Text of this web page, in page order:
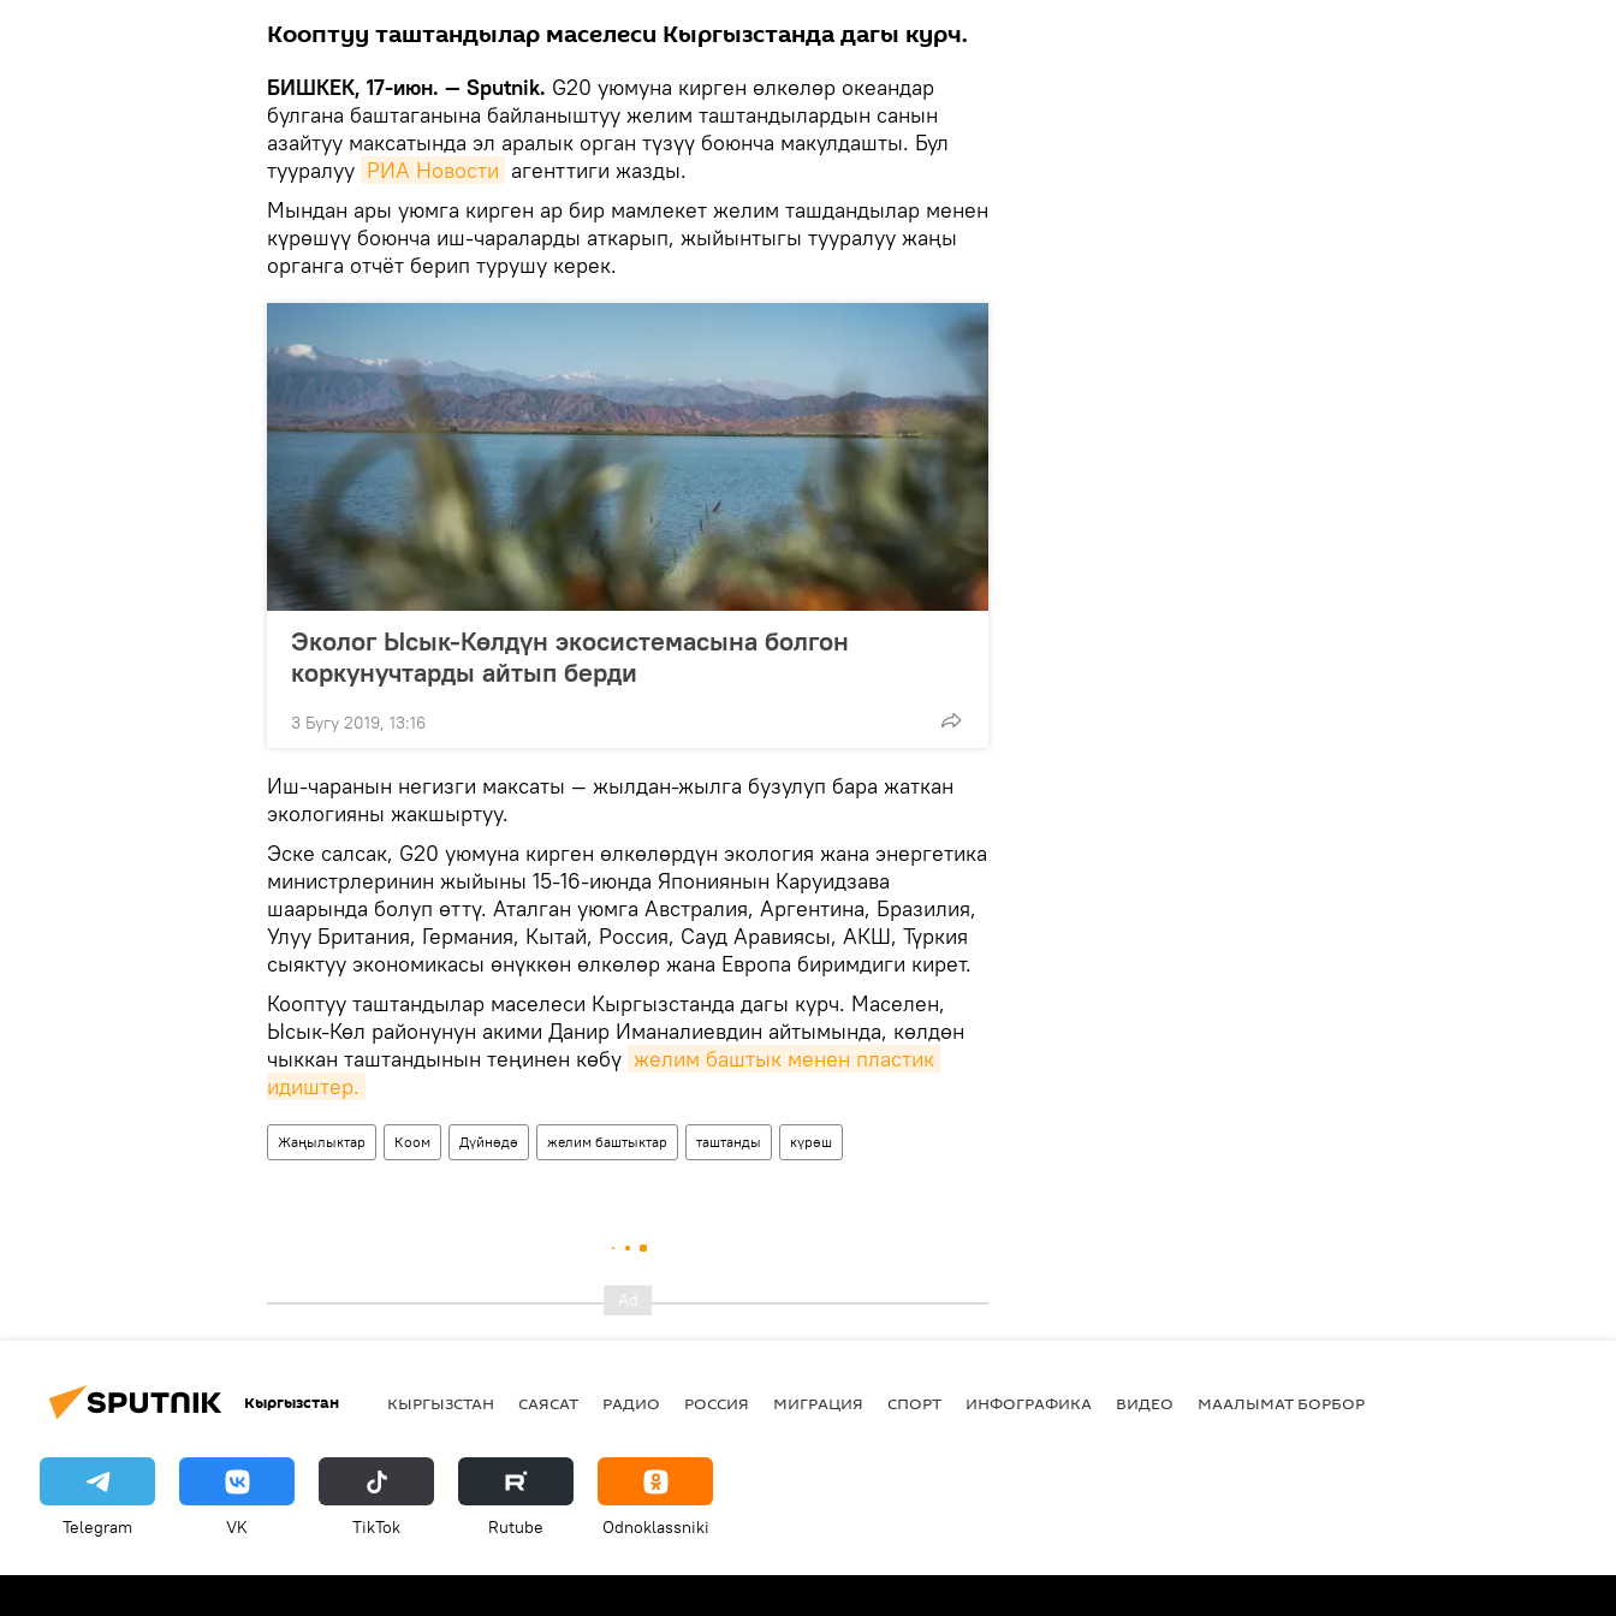
Кооптуу таштандылар маселеси Кыргызстанда дагы курч.
БИШКЕК, 17-июн. — Sputnik. G20 уюмуна кирген өлкөлөр океандар
булгана баштаганына байланыштуу желим таштандылардын санын
азайтуу максатында эл аралык орган түзүү боюнча макулдашты. Бул
тууралуу РИА Новости агенттиги жазды.
Мындан ары уюмга кирген ар бир мамлекет желим ташдандылар менен
күрөшүү боюнча иш-чараларды аткарып, жыйынтыгы тууралуу жаңы
органга отчёт берип турушу керек.
Эколог Ысык-Көлдүн экосистемасына болгон
коркунучтарды айтып берди
3 Бугу 2019, 13:16
Иш-чаранын негизги максаты — жылдан-жылга бузулуп бара жаткан
экологияны жакшыртуу.
Эске салсак, G20 уюмуна кирген өлкөлөрдүн экология жана энергетика
министрлеринин жыйыны 15-16-июнда Япониянын Каруидзава
шаарында болуп өттү. Аталган уюмга Австралия, Аргентина, Бразилия,
Улуу Британия, Германия, Кытай, Россия, Сауд Аравиясы, АКШ, Түркия
сыяктуу экономикасы өнүккөн өлкөлөр жана Европа биримдиги кирет.
Кооптуу таштандылар маселеси Кыргызстанда дагы курч. Маселен,
Ысык-Көл районунун акими Данир Иманалиевдин айтымында, көлдөн
чыккан таштандынын теңинен көбү желим баштык менен пластик
идиштер.
Жаңылыктар Коом Дүйнөдө желим баштыктар таштанды күрөш
Кыргызстан КЫРГЫЗСТАН САЯСАТ РАДИО РОССИЯ МИГРАЦИЯ СПОРТ ИНФОГРАФИКА ВИДЕО МААЛЫМАТ БОРБОР
Telegram VK ТikТоk Rutube Odnoklassniki